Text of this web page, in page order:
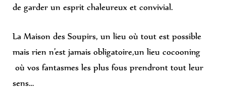
de garder un esprit chaleureux et convivial.
La Maison des Soupirs, un lieu où tout est possible
mais rien n’est jamais obligatoire,un lieu cocooning
où vos fantasmes les plus fous prendront tout leur
sens…